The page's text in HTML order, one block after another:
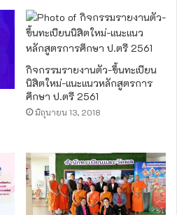
กิจกรรมรายงานตัว-ขึ้นทะเบียน
นิสิตใหม่-แนะแนวหลักสูตรการ
ศึกษา ป.ตรี 2561
มิถุนายน 13, 2018